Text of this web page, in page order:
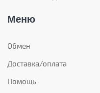
Меню
Обмен
Доставка/оплата
Помощь